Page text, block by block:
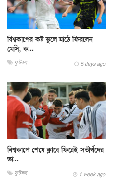
বিশ্বকাপের কষ্ট ভুলে মাঠে ফিরলেন
মেসি, ক...
ফুটবল 5 days ago
বিশ্বকাপে শেষে ক্লাবে ফিরেই সতীর্থদের
ভা...
ফুটবল 1 week ago